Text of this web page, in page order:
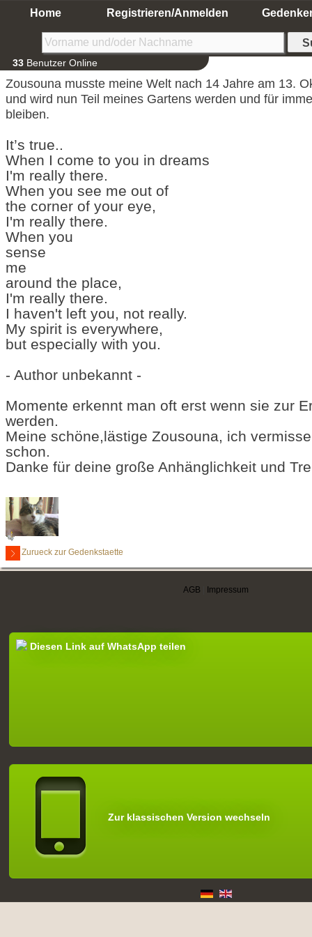
Home Registrieren/Anmelden
33 Benutzer Online
Zousouna musste meine Welt nach 14 Jahre am 13.
und wird nun Teil meines Gartens werden und für
bleiben.
It’s true..
When I come to you in dreams
I'm really there.
When you see me out of
the corner of your eye,
I'm really there.
When you
sense
me
around the place,
I'm really there.
I haven't left you, not really.
My spirit is everywhere,
but especially with you.
- Author unbekannt -
Momente erkennt man oft erst wenn sie zur
werden.
Meine schöne,lästige Zousouna, ich
schon.
Danke für deine große Anhänglichkeit und
Zurueck zur Gedenkstaette
AGB Impressum
Diesen Link auf WhatsApp teilen
Zur klassischen Version wechseln